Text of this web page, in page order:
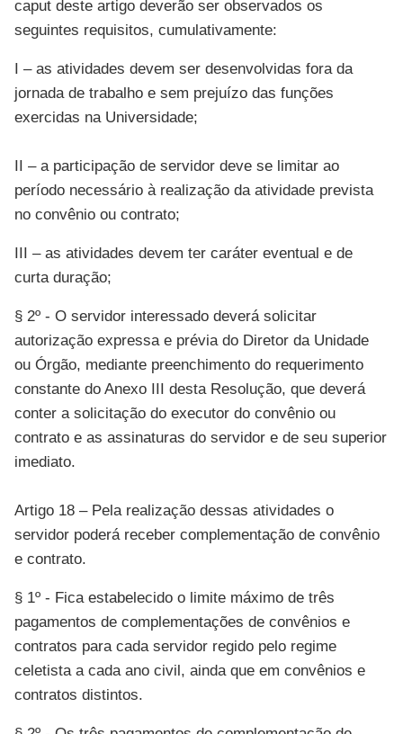
caput deste artigo deverão ser observados os
seguintes requisitos, cumulativamente:
I – as atividades devem ser desenvolvidas fora da
jornada de trabalho e sem prejuízo das funções
exercidas na Universidade;
II – a participação de servidor deve se limitar ao
período necessário à realização da atividade prevista
no convênio ou contrato;
III – as atividades devem ter caráter eventual e de
curta duração;
§ 2º - O servidor interessado deverá solicitar
autorização expressa e prévia do Diretor da Unidade
ou Órgão, mediante preenchimento do requerimento
constante do Anexo III desta Resolução, que deverá
conter a solicitação do executor do convênio ou
contrato e as assinaturas do servidor e de seu superior
imediato.
Artigo 18 – Pela realização dessas atividades o
servidor poderá receber complementação de convênio
e contrato.
§ 1º - Fica estabelecido o limite máximo de três
pagamentos de complementações de convênios e
contratos para cada servidor regido pelo regime
celetista a cada ano civil, ainda que em convênios e
contratos distintos.